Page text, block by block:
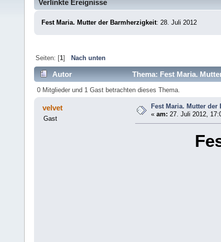
Verlinkte Ereignisse
Fest Maria. Mutter der Barmherzigkeit: 28. Juli 2012
Seiten: [1] Nach unten
Autor Thema: Fest Maria.
0 Mitglieder und 1 Gast betrachten dieses Thema.
velvet
Gast
Fest Maria. Mutter der
«am: 27. Juli 2012,